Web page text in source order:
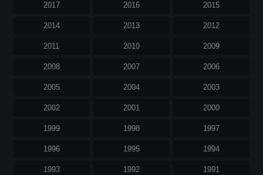
2017 2016 2015
2014 2013 2012
2011 2010 2009
2008 2007 2006
2005 2004 2003
2002 2001 2000
1999 1998 1997
1996 1995 1994
1993 1992 1991